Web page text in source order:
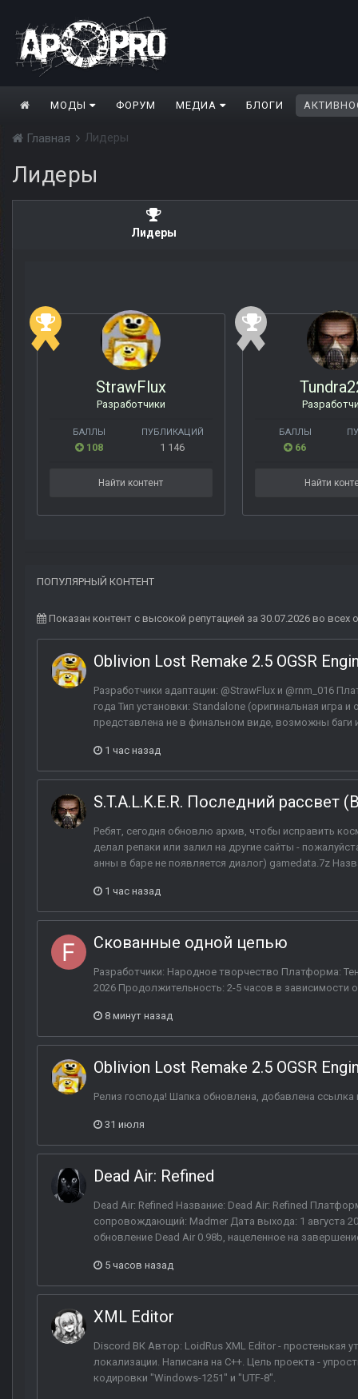
МОДЫ ФОРУМ МЕДИА БЛОГИ
Главная Лидеры
Лидеры
Лидеры
StrawFlux
Разработчики
БАЛЛЫ
108
ПУБЛИКАЦИЙ
1 146
Найти контент
БАЛЛЫ
66
Найти
ПОПУЛЯРНЫЙ КОНТЕНТ
Показан контент с высокой репутацией за 30.07.2026 во всех
Oblivion Lost Remake 2.5 OGSR
Разработчики адаптации: @StrawFlux и @rnm_016
года Тип установки: Standalone (оригинальная
представлена не в финальном виде, возможны баги
1 час назад
S.T.A.L.K.E.R. Последний рассвет
Ребят, сегодня обновлю архив, чтобы исправить
делал репаки или залил на другие сайты -
анны в баре не появляется диалог) gamedata.7z
1 час назад
Скованные одной цепью
Разработчики: Народное творчество Платформа:
2026 Продолжительность: 2-5 часов в зависимости
8 минут назад
Oblivion Lost Remake 2.5 OGSR
Релиз господа! Шапка обновлена, добавлена
31 июля
Dead Air: Refined
Dead Air: Refined Название: Dead Air: Refined
сопровождающий: Madmer Дата выхода: 1 августа
обновление Dead Air 0.98b, нацеленное на
5 часов назад
XML Editor
Discord ВК Автор: LoidRus XML Editor - простенькая
локализации. Написана на C++. Цель проекта -
кодировки "Windows-1251" и "UTF-8".